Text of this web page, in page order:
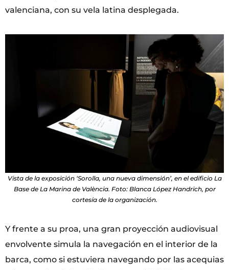
valenciana, con su vela latina desplegada.
Vista de la exposición ‘Sorolla, una nueva dimensión’, en el edificio La
Base de La Marina de València. Foto: Blanca López Handrich, por
cortesía de la organización.
Y frente a su proa, una gran proyección audiovisual
envolvente simula la navegación en el interior de la
barca, como si estuviera navegando por las acequias